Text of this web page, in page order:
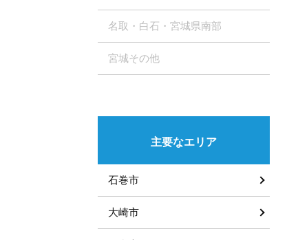
造園職人
ら施工するほか、外構にヒビが入っていたり雨漏りをしていたり
ます。庭園で起きたトラブル、悩みに関して実際に対処するため
してくれます。
名取・白石・宮城県南部
宮城その他
主要なエリア
石巻市
大崎市